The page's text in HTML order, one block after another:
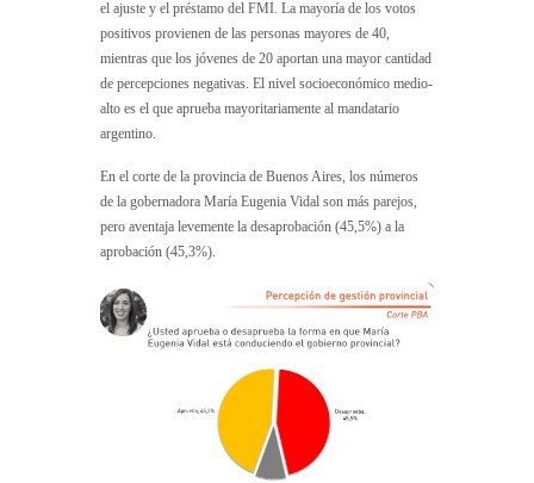
el ajuste y el préstamo del FMI. La mayoría de los votos
positivos provienen de las personas mayores de 40,
mientras que los jóvenes de 20 aportan una mayor cantidad
de percepciones negativas. El nivel socioeconómico medio-
alto es el que aprueba mayoritariamente al mandatario
argentino.
En el corte de la provincia de Buenos Aires, los números
de la gobernadora María Eugenia Vidal son más parejos,
pero aventaja levemente la desaprobación (45,5%) a la
aprobación (45,3%).